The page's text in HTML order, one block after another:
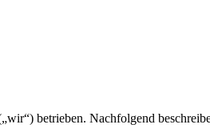
betrieben. Nachfolgend